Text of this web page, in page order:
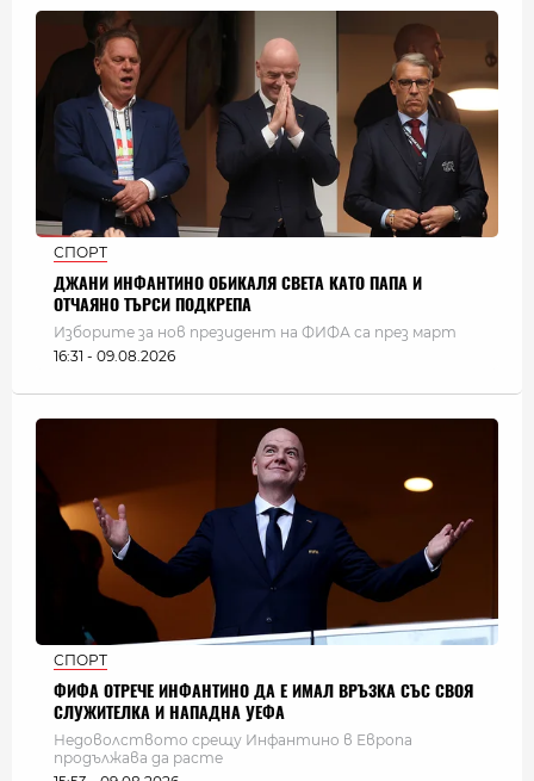
СПОРТ
ДЖАНИ ИНФАНТИНО ОБИКАЛЯ СВЕТА КАТО ПАПА И
ОТЧАЯНО ТЪРСИ ПОДКРЕПА
Изборите за нов президент на ФИФА са през март
16:31 - 09.08.2026
СПОРТ
ФИФА ОТРЕЧЕ ИНФАНТИНО ДА Е ИМАЛ ВРЪЗКА СЪС СВОЯ
СЛУЖИТЕЛКА И НАПАДНА УЕФА
Недоволството срещу Инфантино в Европа
продължава да расте